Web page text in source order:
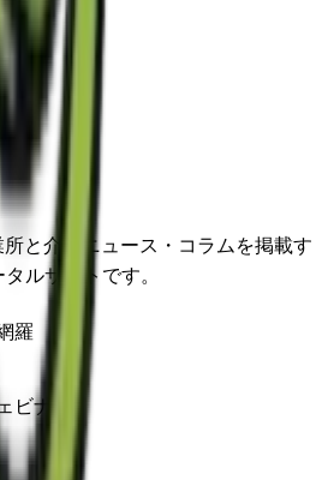
と介護ニュース・コラムを掲載す
ルサイトです。
羅
ビナー